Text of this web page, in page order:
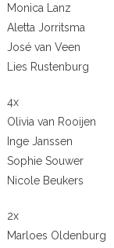
Monica Lanz
Aletta Jorritsma
José van Veen
Lies Rustenburg
4x
Olivia van Rooijen
Inge Janssen
Sophie Souwer
Nicole Beukers
2x
Marloes Oldenburg